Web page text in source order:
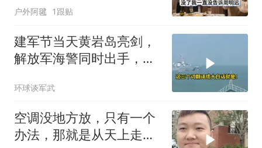
夫全家10人被新户主请出
家门
户外阿毽 1跟贴
建军节当天黄岩岛亮剑，
解放军海警同时出手，菲
环球谈军武
空调没地方放，只有一个
办法，那就是从天上走，